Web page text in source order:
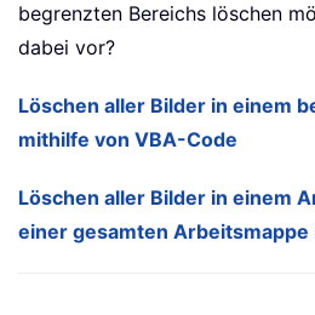
begrenzten Bereichs löschen
dabei vor?
Löschen aller Bilder in einem
mithilfe von VBA-Code
Löschen aller Bilder in einem
einer gesamten Arbeitsmappe